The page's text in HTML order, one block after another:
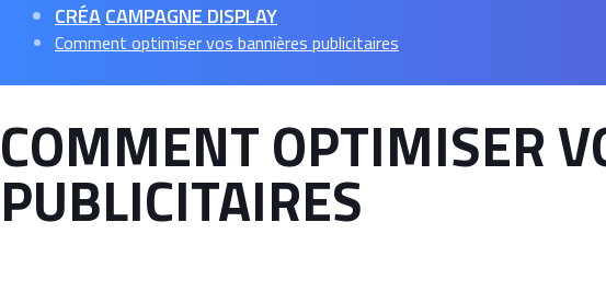
CRÉACAMPAGNE DISPLAY
Comment optimiser vos bannières publicitaires
COMMENT OPTIMISER
PUBLICITAIRES